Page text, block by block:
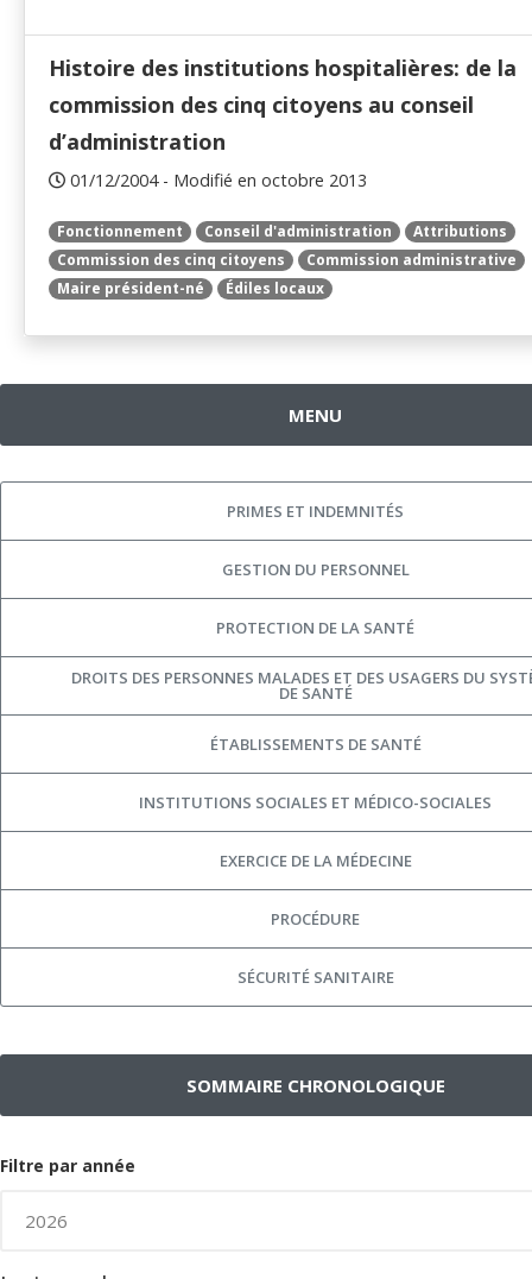
Histoire des institutions hospitalières: de la
commission des cinq citoyens au conseil
d’administration
01/12/2004 - Modifié en octobre 2013
Fonctionnement Conseil d'administration
Attributions
Commission des cinq citoyens
Commission administrative
Maire président-né
Édiles locaux
MENU
PRIMES ET INDEMNITÉS
GESTION DU PERSONNEL
PROTECTION DE LA SANTÉ
DROITS DES PERSONNES MALADES ET DES USAGERS DU
DE SANTÉ
ÉTABLISSEMENTS DE SANTÉ
INSTITUTIONS SOCIALES ET MÉDICO-SOCIALES
EXERCICE DE LA MÉDECINE
PROCÉDURE
SÉCURITÉ SANITAIRE
SOMMAIRE CHRONOLOGIQUE
Filtre par année